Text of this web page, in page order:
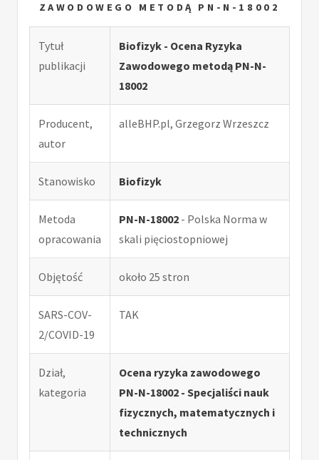
ZAWODOWEGO METODĄ PN-N-18002
Tytuł
publikacji
Biofizyk - Ocena Ryzyka
Zawodowego metodą PN-N-
18002
Producent,
autor
alleBHP.pl, Grzegorz Wrzeszcz
Stanowisko Biofizyk
Metoda
opracowania
PN-N-18002 - Polska Norma w
skali pięciostopniowej
Objętość około 25 stron
SARS-COV-
2/COVID-19
TAK
Dział,
kategoria
Ocena ryzyka zawodowego
PN-N-18002 - Specjaliści nauk
fizycznych, matematycznych i
technicznych